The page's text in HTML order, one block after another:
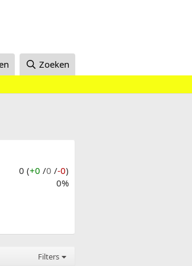
Zoeken
0 (+0 /0 /-0)
0%
Filters